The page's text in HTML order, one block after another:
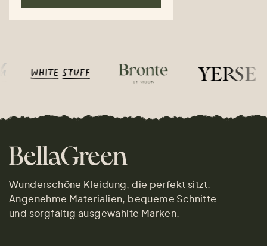
Wunderschöne Kleidung, die perfekt sitzt.
Angenehme Materialien, bequeme Schnitte
und sorgfältig ausgewählte Marken.